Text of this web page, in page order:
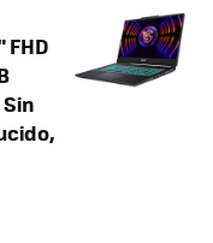
Sin